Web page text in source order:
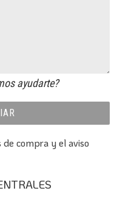
ayudarte?
de compra y elaviso